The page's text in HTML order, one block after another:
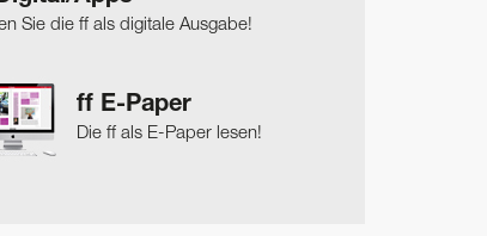
Sie die ff als digitale Ausgabe!
ff E-Paper
Die ff als E-Paper lesen!